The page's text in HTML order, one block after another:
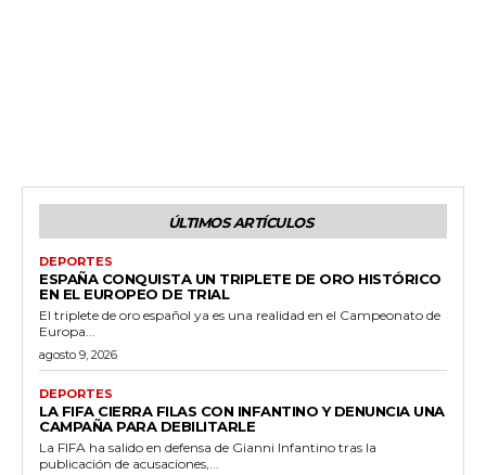
ÚLTIMOS ARTÍCULOS
DEPORTES
ESPAÑA CONQUISTA UN TRIPLETE DE ORO HISTÓRICO
EN EL EUROPEO DE TRIAL
El triplete de oro español ya es una realidad en el Campeonato de
Europa...
agosto 9, 2026
DEPORTES
LA FIFA CIERRA FILAS CON INFANTINO Y DENUNCIA UNA
CAMPAÑA PARA DEBILITARLE
La FIFA ha salido en defensa de Gianni Infantino tras la
publicación de acusaciones,...